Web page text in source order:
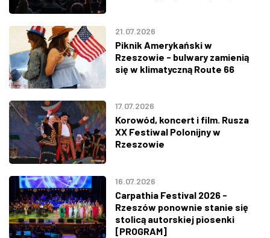
21.07.2026
Piknik Amerykański w
Rzeszowie - bulwary zamienią
się w klimatyczną Route 66
17.07.2026
Korowód, koncert i film. Rusza
XX Festiwal Polonijny w
Rzeszowie
16.07.2026
Carpathia Festival 2026 -
Rzeszów ponownie stanie się
stolicą autorskiej piosenki
[PROGRAM]